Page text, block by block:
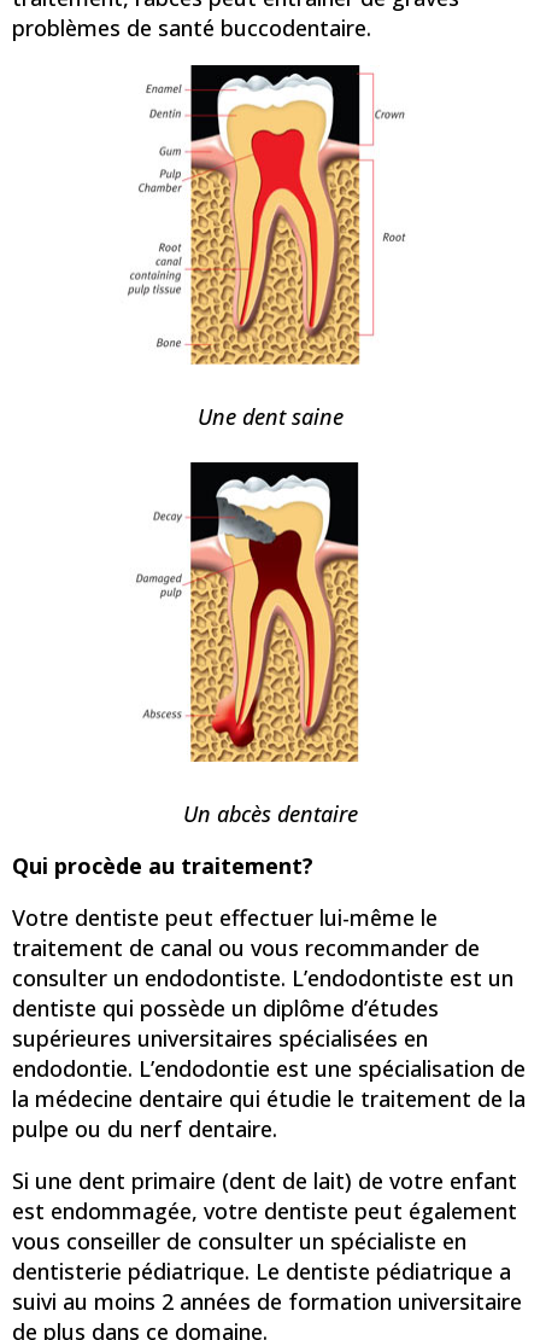
problèmes de santé buccodentaire.
Une dent saine
Un abcès dentaire
Qui procède au traitement?
Votre dentiste peut effectuer lui-même le
traitement de canal ou vous recommander de
consulter un endodontiste. L’endodontiste est un
dentiste qui possède un diplôme d’études
supérieures universitaires spécialisées en
endodontie. L’endodontie est une spécialisation de
la médecine dentaire qui étudie le traitement de la
pulpe ou du nerf dentaire.
Si une dent primaire (dent de lait) de votre enfant
est endommagée, votre dentiste peut également
vous conseiller de consulter un spécialiste en
dentisterie pédiatrique. Le dentiste pédiatrique a
suivi au moins 2 années de formation universitaire
de plus dans ce domaine.